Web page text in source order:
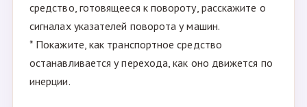
средство, готовящееся к повороту, расскажите о
сигналах указателей поворота у машин.
* Покажите, как транспортное средство
останавливается у перехода, как оно движется по
инерции.